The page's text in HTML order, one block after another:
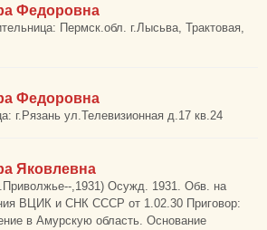
Федоровна
Пермск.обл. г.Лысьва, Трактовая,
Федоровна
г.Рязань ул.Телевизионная д.17 кв.24
Яковлевна
,1931) Осужд. 1931. Обв. на
ВЦИК и СНК СССР от 1.02.30 Приговор:
в Амурскую область. Основание